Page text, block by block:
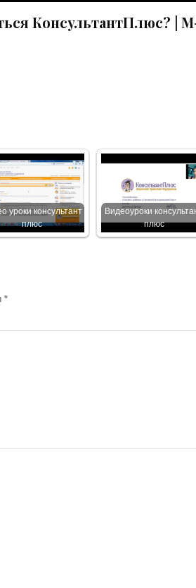
КонсультантПлюс? |
уроки консультант
плюс
Видеоуроки
плюс
*